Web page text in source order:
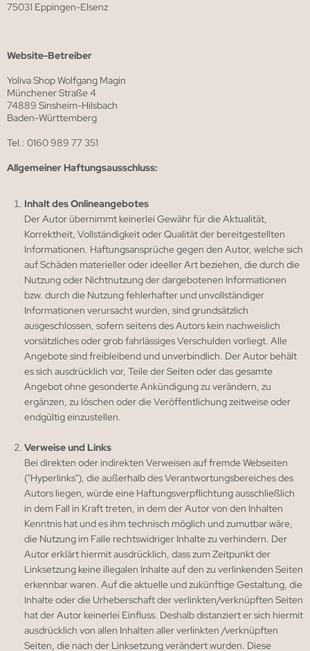
75031 Eppingen-Elsenz
Website-Betreiber
Yoliva Shop Wolfgang Magin
Münchener Straße 4
74889 Sinsheim-Hilsbach
Baden-Württemberg
Tel.: 0160 989 77 351
Allgemeiner Haftungsausschluss:
Inhalt des Onlineangebotes
Der Autor übernimmt keinerlei Gewähr für die Aktualität,
Korrektheit, Vollständigkeit oder Qualität der bereitgestellten
Informationen. Haftungsansprüche gegen den Autor, welche sich
auf Schäden materieller oder ideeller Art beziehen, die durch die
Nutzung oder Nichtnutzung der dargebotenen Informationen
bzw. durch die Nutzung fehlerhafter und unvollständiger
Informationen verursacht wurden, sind grundsätzlich
ausgeschlossen, sofern seitens des Autors kein nachweislich
vorsätzliches oder grob fahrlässiges Verschulden vorliegt. Alle
Angebote sind freibleibend und unverbindlich. Der Autor behält
es sich ausdrücklich vor, Teile der Seiten oder das gesamte
Angebot ohne gesonderte Ankündigung zu verändern, zu
ergänzen, zu löschen oder die Veröffentlichung zeitweise oder
endgültig einzustellen.
Verweise und Links
Bei direkten oder indirekten Verweisen auf fremde Webseiten
("Hyperlinks"), die außerhalb des Verantwortungsbereiches des
Autors liegen, würde eine Haftungsverpflichtung ausschließlich
in dem Fall in Kraft treten, in dem der Autor von den Inhalten
Kenntnis hat und es ihm technisch möglich und zumutbar wäre,
die Nutzung im Falle rechtswidriger Inhalte zu verhindern. Der
Autor erklärt hiermit ausdrücklich, dass zum Zeitpunkt der
Linksetzung keine illegalen Inhalte auf den zu verlinkenden Seiten
erkennbar waren. Auf die aktuelle und zukünftige Gestaltung, die
Inhalte oder die Urheberschaft der verlinkten/verknüpften Seiten
hat der Autor keinerlei Einfluss. Deshalb distanziert er sich hiermit
ausdrücklich von allen Inhalten aller verlinkten /verknüpften
Seiten, die nach der Linksetzung verändert wurden. Diese